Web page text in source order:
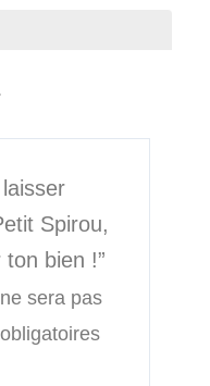
Spirou,
bien !”
sera pas